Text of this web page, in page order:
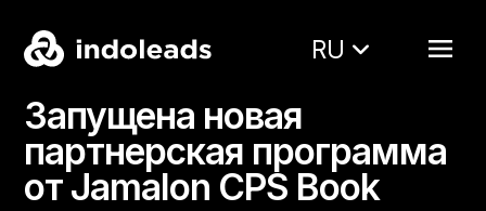
RU
Запущена новая
партнерская программа
от Jamalon CPS Book